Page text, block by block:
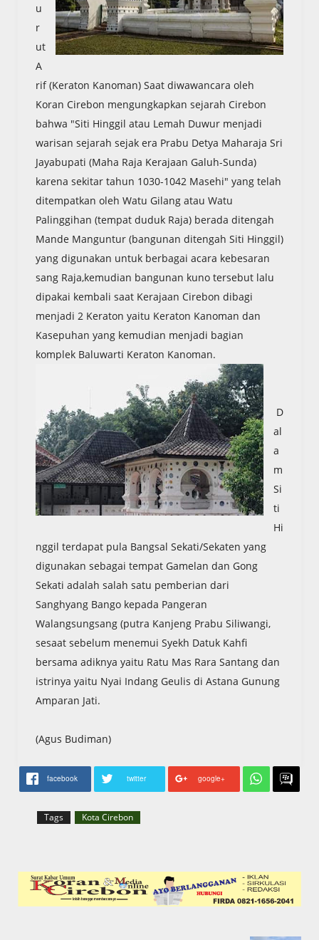
u
r
ut
A
rif (Keraton Kanoman) Saat diwawancara oleh
Koran Cirebon mengungkapkan sejarah Cirebon
bahwa "Siti Hinggil atau Lemah Duwur menjadi
warisan sejarah sejak era Prabu Detya Maharaja Sri
Jayabupati (Maha Raja Kerajaan Galuh-Sunda)
karena sekitar tahun 1030-1042 Masehi" yang telah
ditempatkan oleh Watu Gilang atau Watu
Palinggihan (tempat duduk Raja) berada ditengah
Mande Manguntur (bangunan ditengah Siti Hinggil)
yang digunakan untuk berbagai acara kebesaran
sang Raja,kemudian bangunan kuno tersebut lalu
dipakai kembali saat Kerajaan Cirebon dibagi
menjadi 2 Keraton yaitu Keraton Kanoman dan
Kasepuhan yang kemudian menjadi bagian
komplek Baluwarti Keraton Kanoman.
D
al
a
m
Si
ti
Hi
nggil terdapat pula Bangsal Sekati/Sekaten yang
digunakan sebagai tempat Gamelan dan Gong
Sekati adalah salah satu pemberian dari
Sanghyang Bango kepada Pangeran
Walangsungsang (putra Kanjeng Prabu Siliwangi,
sesaat sebelum menemui Syekh Datuk Kahfi
bersama adiknya yaitu Ratu Mas Rara Santang dan
istrinya yaitu Nyai Indang Geulis di Astana Gunung
Amparan Jati.
(Agus Budiman)
facebook twitter google+
Tags Kota Cirebon